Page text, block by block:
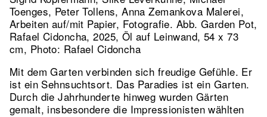
Toenges, Peter Tollens, Anna Zemankova Malerei,
Arbeiten auf/mit Papier, Fotografie. Abb. Garden Pot,
Rafael Cidoncha, 2025, Öl auf Leinwand, 54 x 73
cm, Photo: Rafael Cidoncha
Mit dem Garten verbinden sich freudige Gefühle. Er
ist ein Sehnsuchtsort. Das Paradies ist ein Garten.
Durch die Jahrhunderte hinweg wurden Gärten
gemalt, insbesondere die Impressionisten wählten